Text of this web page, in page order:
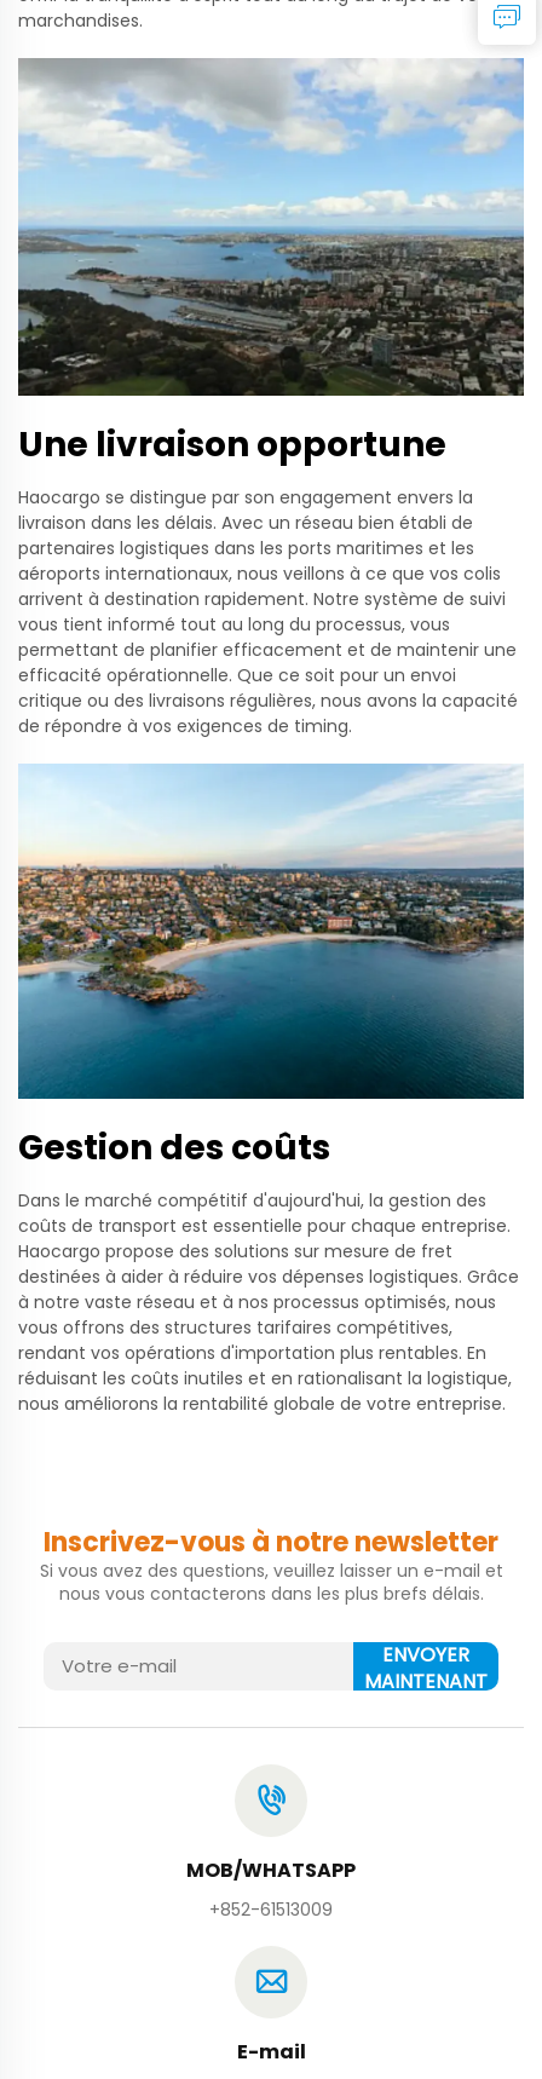
marchandises.
Une livraison opportune
Haocargo se distingue par son engagement envers la
livraison dans les délais. Avec un réseau bien établi de
partenaires logistiques dans les ports maritimes et les
aéroports internationaux, nous veillons à ce que vos colis
arrivent à destination rapidement. Notre système de suivi
vous tient informé tout au long du processus, vous
permettant de planifier efficacement et de maintenir une
efficacité opérationnelle. Que ce soit pour un envoi
critique ou des livraisons régulières, nous avons la capacité
de répondre à vos exigences de timing.
Gestion des coûts
Dans le marché compétitif d'aujourd'hui, la gestion des
coûts de transport est essentielle pour chaque entreprise.
Haocargo propose des solutions sur mesure de fret
destinées à aider à réduire vos dépenses logistiques. Grâce
à notre vaste réseau et à nos processus optimisés, nous
vous offrons des structures tarifaires compétitives,
rendant vos opérations d'importation plus rentables. En
réduisant les coûts inutiles et en rationalisant la logistique,
nous améliorons la rentabilité globale de votre entreprise.
Inscrivez-vous à notre newsletter
Si vous avez des questions, veuillez laisser un e-mail et
nous vous contacterons dans les plus brefs délais.
ENVOYER
MAINTENANT
MOB/WHATSAPP
+852-61513009
E-mail